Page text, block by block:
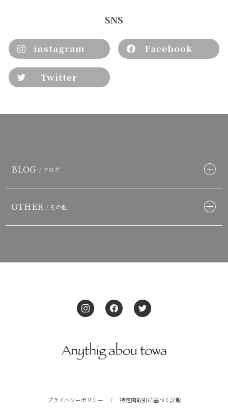
SNS
instagram Facebook
Twitter
BLOG / ブログ
OTHER / その他
プライバシーポリシー / 特定商取引に基づく記載